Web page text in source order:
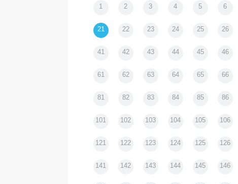
くなっても――《アン・シャーリ
ー》と《赤毛のアン》｜noirse
1 2 3 4 5 6
21 22 23 24 25 26
41 42 43 44 45 46
61 62 63 64 65 66
81 82 83 84 85 86
101 102 103 104 105 106
121 122 123 124 125 126
141 142 143 144 145 146